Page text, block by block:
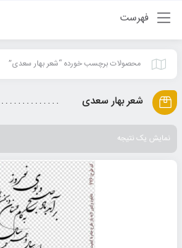
فهرست
محصولات برچسب خورده “شعر بهار سعدی”
شعر بهار سعدی
نمایش یک نتیجه